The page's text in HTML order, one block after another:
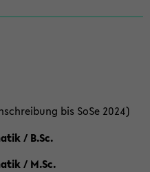
bis SoSe 2024)
/ B.Sc.
/ M.Sc.